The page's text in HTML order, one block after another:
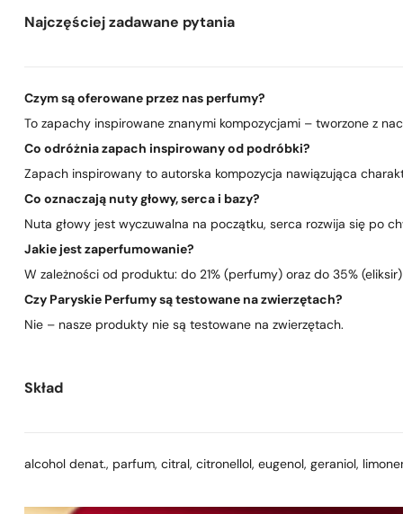
Najczęściej zadawane pytania
Czym są oferowane przez nas perfumy?
To zapachy inspirowane znanymi kompozycjami – tworzone z
Co odróżnia zapach inspirowany od podróbki?
Zapach inspirowany to autorska kompozycja nawiązująca
Co oznaczają nuty głowy, serca i bazy?
Nuta głowy jest wyczuwalna na początku, serca rozwija się po
Jakie jest zaperfumowanie?
W zależności od produktu: do 21% (perfumy) oraz do 35%
Czy Paryskie Perfumy są testowane na zwierzętach?
Nie – nasze produkty nie są testowane na zwierzętach.
Skład
alcohol denat., parfum, citral, citronellol, eugenol, geraniol,